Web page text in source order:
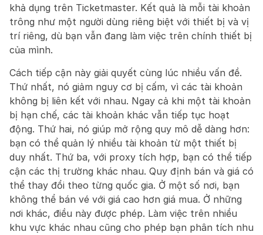
khả dụng trên Ticketmaster. Kết quả là mỗi tài khoản
trông như một người dùng riêng biệt với thiết bị và vị
trí riêng, dù bạn vẫn đang làm việc trên chính thiết bị
của mình.
Cách tiếp cận này giải quyết cùng lúc nhiều vấn đề.
Thứ nhất, nó giảm nguy cơ bị cấm, vì các tài khoản
không bị liên kết với nhau. Ngay cả khi một tài khoản
bị hạn chế, các tài khoản khác vẫn tiếp tục hoạt
động. Thứ hai, nó giúp mở rộng quy mô dễ dàng hơn:
bạn có thể quản lý nhiều tài khoản từ một thiết bị
duy nhất. Thứ ba, với proxy tích hợp, bạn có thể tiếp
cận các thị trường khác nhau. Quy định bán và giá có
thể thay đổi theo từng quốc gia. Ở một số nơi, bạn
không thể bán vé với giá cao hơn giá mua. Ở những
nơi khác, điều này được phép. Làm việc trên nhiều
khu vực khác nhau cũng cho phép bạn phân tích nhu